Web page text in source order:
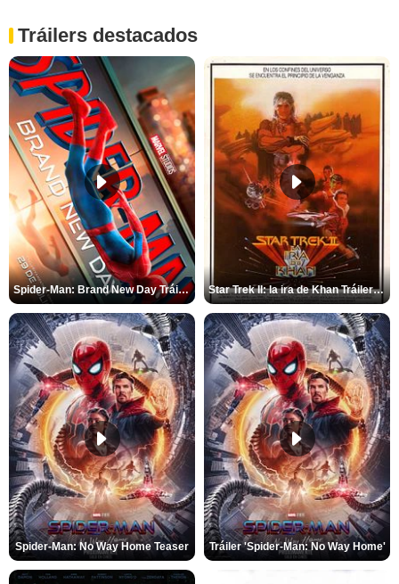
Tráilers destacados
Spider-Man: Brand New Day Tráiler (3) Star Trek II: la ira de Khan Tráiler VO
Spider-Man: No Way Home Teaser Tráiler 'Spider-Man: No Way Home'